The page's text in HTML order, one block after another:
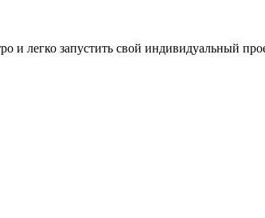
и легко запустить свой индивидуальный